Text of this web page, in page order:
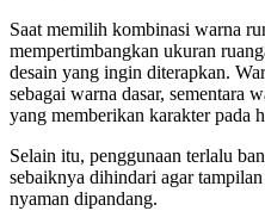
Saat memilih kombinasi warna
mempertimbangkan ukuran
desain yang ingin diterapkan.
sebagai warna dasar, sementara
yang memberikan karakter pada
Selain itu, penggunaan terlalu
sebaiknya dihindari agar
nyaman dipandang.